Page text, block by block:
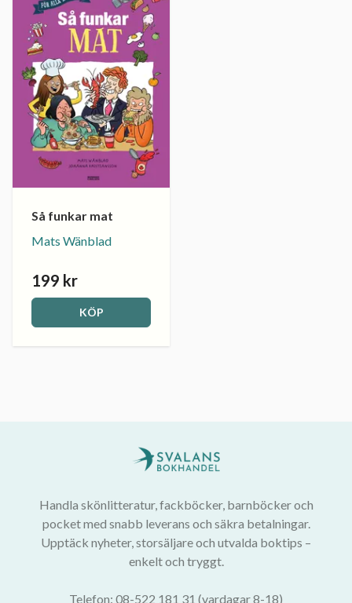
Så funkar mat
Mats Wänblad
199 kr
KÖP
Handla skönlitteratur, fackböcker, barnböcker och
pocket med snabb leverans och säkra betalningar.
Upptäck nyheter, storsäljare och utvalda boktips –
enkelt och tryggt.
Telefon: 08-522 181 31 (vardagar 8-18)